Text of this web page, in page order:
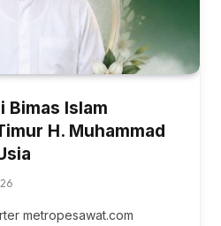
Bimas Islam
H. Muhammad
metropesawat.com